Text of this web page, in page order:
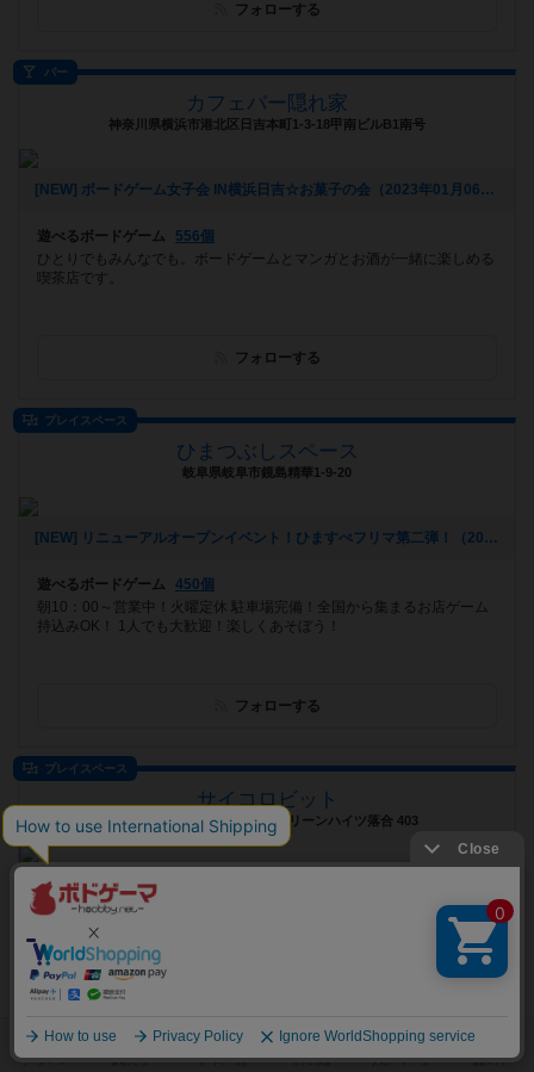
フォローする
バー
カフェバー隠れ家
神奈川県横浜市港北区日吉本町1-3-18甲南ビルB1南号
[NEW] ボードゲーム女子会 IN横浜日吉☆お菓子の会（2023年01月06日 17時18分）
遊べるボードゲーム
556個
ひとりでもみんなでも。ボードゲームとマンガとお酒が一緒に楽しめる
喫茶店です。
フォローする
プレイスペース
ひまつぶしスペース
岐阜県岐阜市鏡島精華1-9-20
[NEW] リニューアルオープンイベント！ひますぺフリマ第二弾！（2022年11月18日 17時24分）
遊べるボードゲーム
450個
朝10：00～営業中！火曜定休 駐車場完備！全国から集まるお店ゲーム
持込みOK！ 1人でも大歓迎！楽しくあそぼう！
フォローする
プレイスペース
サイコロビット
東京都新宿区下落合1-14-7 グリーンハイツ落合 403
遊べるボードゲーム
「いっしょに遊ぶ仲間が見つかるみんなのボドゲルーム」がコンセプト
のお店。完全オンライン予約、ボードゲーム専用テーブル、553タイト
ル ...
フォローする